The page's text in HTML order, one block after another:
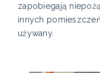
zapobiegają
innych
używany.